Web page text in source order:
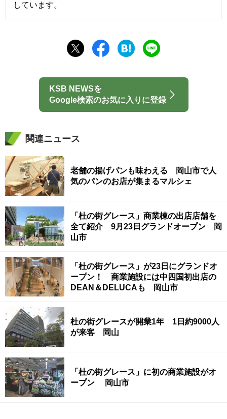
しています。
KSB NEWSを
Google検索のお気に入りに登録
関連ニュース
老舗の揚げパンも味わえる 岡山市で人
気のパンのお店が集まるマルシェ
「杜の街グレース」商業棟の出店店舗を
全て紹介 9月23日グランドオープン 岡
山市
「杜の街グレース」が23日にグランドオ
ープン！ 商業施設には中四国初出店の
DEAN＆DELUCAも 岡山市
杜の街グレースが開業1年 1日約9000人
が来客 岡山
「杜の街グレース」に初の商業施設がオ
ープン 岡山市